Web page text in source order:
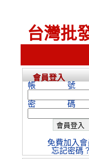
台灣批
會員登入
帳號
密碼
免費加入會
忘記密碼？